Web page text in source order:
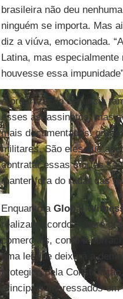
brasileira não deu
ninguém se importa. Mas
diz a viúva, emocionada.
Latina, mas
houvesse essa
A organização denuncia
esses assassinatos, mas
mais documentados:
militares. São eles que
contratar essas mortes
manter fora do radar das
Enquanto a Global
realizam acordos sobre
comerciais, como a
uma lei que deixará a
protegida pela
principais interessados